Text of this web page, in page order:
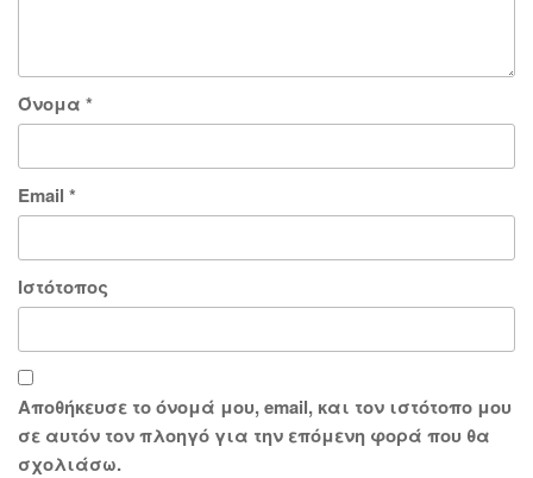
Όνομα *
Email *
Ιστότοπος
Αποθήκευσε το όνομά μου, email, και τον ιστότοπο μου
σε αυτόν τον πλοηγό για την επόμενη φορά που θα
σχολιάσω.